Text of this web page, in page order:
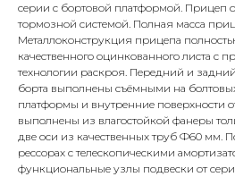
серии с бортовой платформой. Прицеп
тормозной системой. Полная масса
Металлоконструкция прицепа
качественного оцинкованного листа с
технологии раскроя. Передний и
борта выполнены съёмными на
платформы и внутренние поверхности
выполнены из влагостойкой фанеры
две оси из качественных труб Ф60 мм.
рессорах с телескопическими
функциональные узлы подвески от